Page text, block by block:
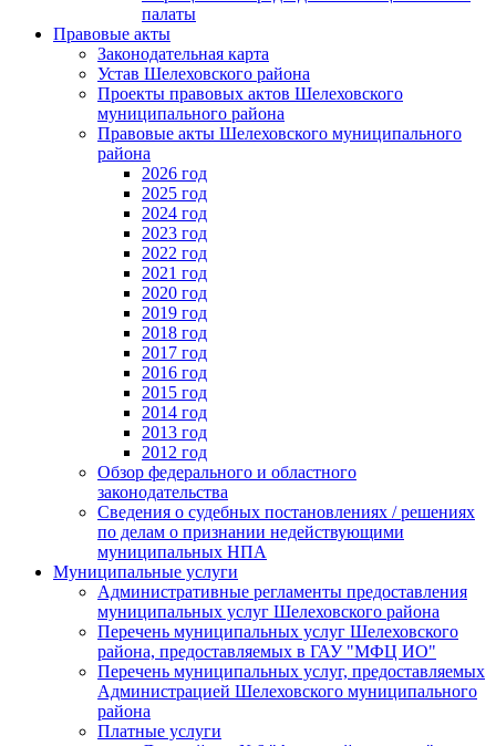
палаты
Правовые акты
Законодательная карта
Устав Шелеховского района
Проекты правовых актов Шелеховского
муниципального района
Правовые акты Шелеховского муниципального
района
2026 год
2025 год
2024 год
2023 год
2022 год
2021 год
2020 год
2019 год
2018 год
2017 год
2016 год
2015 год
2014 год
2013 год
2012 год
Обзор федерального и областного
законодательства
Сведения о судебных постановлениях / решениях
по делам о признании недействующими
муниципальных НПА
Муниципальные услуги
Административные регламенты предоставления
муниципальных услуг Шелеховского района
Перечень муниципальных услуг Шелеховского
района, предоставляемых в ГАУ "МФЦ ИО"
Перечень муниципальных услуг, предоставляемых
Администрацией Шелеховского муниципального
района
Платные услуги